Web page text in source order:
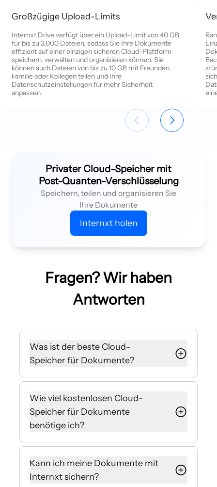
Großzügige Upload-Limits
Internxt Drive verfügt über ein Upload-Limit von 40 GB
für bis zu 3.000 Dateien, sodass Sie Ihre Dokumente
effizient auf einer einzigen sicheren Cloud-Plattform
speichern, verwalten und organisieren können. Sie
können auch Dateien von bis zu 10 GB mit Freunden,
Familie oder Kollegen teilen und Ihre
Datenschutzeinstellungen für mehr Sicherheit
anpassen.
Privater Cloud-Speicher mit
Post-Quanten-Verschlüsselung
Speichern, teilen und organisieren Sie
Ihre Dokumente
Internxt holen
Fragen? Wir haben
Antworten
Was ist der beste Cloud-
Speicher für Dokumente?
Die Wahl des für Sie besten Cloud-
Speichers für Dokumente hängt von
vielen Faktoren ab, wie z. B. Ihren
Bedürfnissen, Ihrem Budget und
eventuell benötigten
Zusatzfunktionen. Wichtig bei der
jedoch, dass Sie sich für einen
Speicher mit Zero-Knowledge-
Wie viel kostenlosen Cloud-
Speicher für Dokumente
benötige ich?
1 GB kostenloser Cloud-Speicher für
Dokumente bietet Platz für eine
beachtliche Anzahl von Dateien.
Kann ich meine Dokumente mit
Internxt sichern?